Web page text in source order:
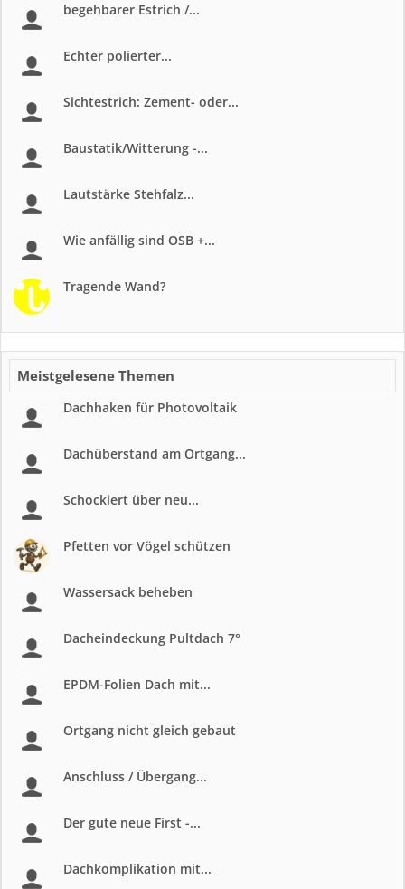
begehbarer Estrich /...
Echter polierter...
Sichtestrich: Zement- oder...
Baustatik/Witterung -...
Lautstärke Stehfalz...
Wie anfällig sind OSB +...
Tragende Wand?
Meistgelesene Themen
Dachhaken für Photovoltaik
Dachüberstand am Ortgang...
Schockiert über neu...
Pfetten vor Vögel schützen
Wassersack beheben
Dacheindeckung Pultdach 7°
EPDM-Folien Dach mit...
Ortgang nicht gleich gebaut
Anschluss / Übergang...
Der gute neue First -...
Dachkomplikation mit...